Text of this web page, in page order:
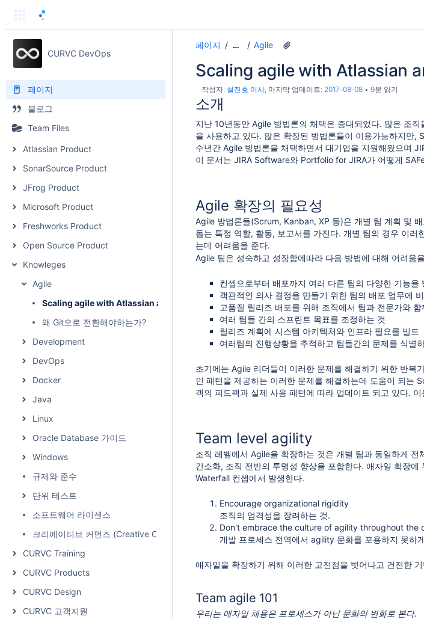
CURVC DevOps
페이지
블로그
Team Files
Atlassian Product
SonarSource Product
JFrog Product
Microsoft Product
Freshworks Product
Open Source Product
Knowleges
Agile
Scaling agile with Atlassian and SAFe
왜 Git으로 전환해야하는가?
Development
DevOps
Docker
Java
Linux
Oracle Database 가이드
Windows
규제와 준수
단위 테스트
소프트웨어 라이센스
크리에이티브 커먼즈 (Creative Commons)
CURVC Training
CURVC Products
CURVC Design
CURVC 고객지원
페이지 … Agile
Scaling agile with Atlassian
작성자: 설진호 이사, 마지막 업데이트: 2017-08-08 9분 읽기
소개
지난 10년동안 Agile 방법론의 채택은 증대되었다. 많은 조
을 사용하고 있다. 많은 확장된 방법론들이 이용가능하지만
수년간 Agile 방법론을 채택하면서 대기업을 지원해왔으며
이 문서는 JIRA Software와 Portfolio for JIRA가 어떻게
Agile 확장의 필요성
Agile 방법론들(Scrum, Kanban, XP 등)은 개별 팀 계획 및
돕는 특정 역할, 활동, 보고서를 가진다. 개별 팀의 경우 이
는데 어려움을 준다.
Agile 팀은 성숙하고 성장함에따라 다음 방법에 대해 어려움
컨셉으로부터 배포까지 여러 다른 팀의 다양한 기능
객관적인 의사 결정을 만들기 위한 팀의 배포 업무에
고품질 릴리즈 배포를 위해 조직에서 팀과 전문가와
여러 팀들 간의 스프린트 목표를 조정하는 것
릴리즈 계획에 시스템 아키텍처와 인프라 필요를 빌드
여러팀의 진행상황을 추적하고 팀들간의 문제를 식별
초기에는 Agile 리더들이 이러한 문제를 해결하기 위한 반
인 패턴을 제공하는 이러한 문제를 해결하는데 도움이 되는
객의 피드팩과 실제 사용 패턴에 따라 업데이트 되고 있다.
Team level agility
조직 레벨에서 Agile을 확장하는 것은 개별 팀과 동일하게
간소화, 조직 전반의 투명성 향상을 포함한다. 애자일 확장
Waterfall 컨셉에서 발생한다.
Encourage organizational rigidity
조직의 엄격성을 장려하는 것.
Don't embrace the culture of agility throughout the
개발 프로세스 전역에서 agility 문화를 포용하지 못하
애자일을 확장하기 위해 이러한 고전점을 벗어나고 건전한
Team agile 101
우리는 애자일 채용은 프로세스가 아닌 문화의 변화로 본다.